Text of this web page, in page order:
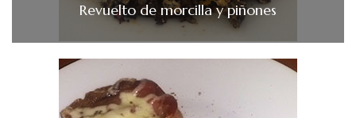
Revuelto de morcilla y piñones